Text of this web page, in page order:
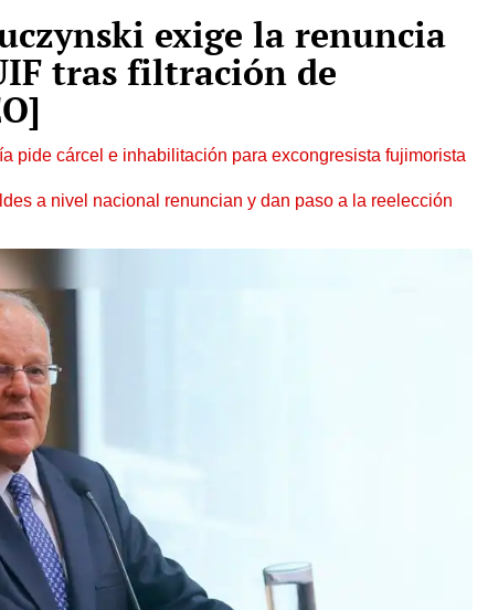
exige la renuncia
tras filtración de
pide cárcel e inhabilitación para excongresista fujimorista
a nivel nacional renuncian y dan paso a la reelección